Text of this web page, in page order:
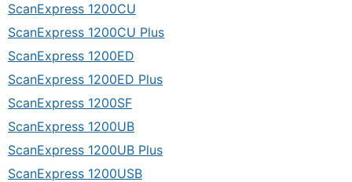
ScanExpress 1200CU
ScanExpress 1200CU Plus
ScanExpress 1200ED
ScanExpress 1200ED Plus
ScanExpress 1200SF
ScanExpress 1200UB
ScanExpress 1200UB Plus
ScanExpress 1200USB